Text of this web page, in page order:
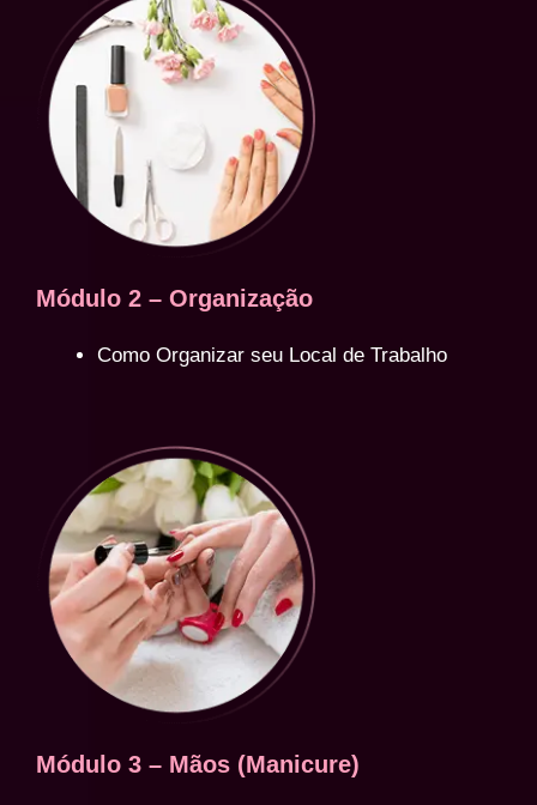
Módulo 2 – Organização
Como Organizar seu Local de Trabalho
Módulo 3 – Mãos (Manicure)